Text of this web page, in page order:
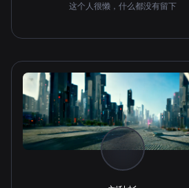
这个人很懒，什么都没有留下